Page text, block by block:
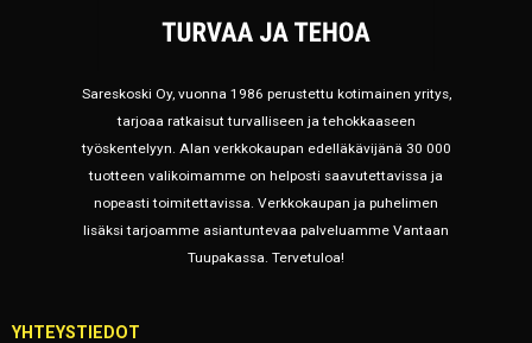
Sareskoski Oy, vuonna 1986 perustettu kotimainen yritys,
tarjoaa ratkaisut turvalliseen ja tehokkaaseen
työskentelyyn. Alan verkkokaupan edelläkävijänä 30 000
tuotteen valikoimamme on helposti saavutettavissa ja
nopeasti toimitettavissa. Verkkokaupan ja puhelimen
lisäksi tarjoamme asiantuntevaa palveluamme Vantaan
Tuupakassa. Tervetuloa!
YHTEYSTIEDOT